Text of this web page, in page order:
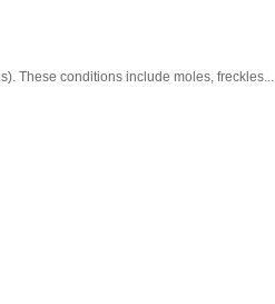
These conditions include moles, freckles...